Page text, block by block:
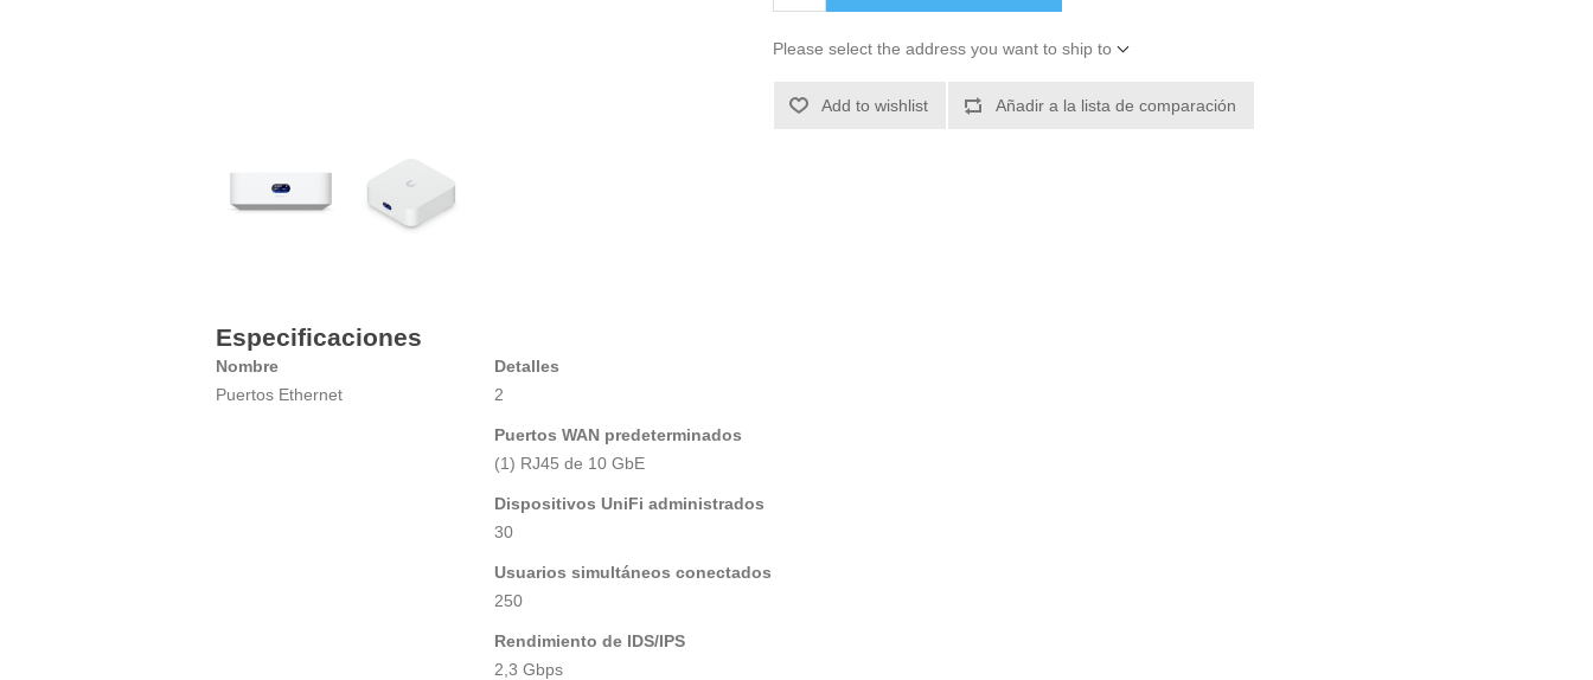
Please select the address you want to ship to
Add to wishlist Añadir a la lista de comparación
Especificaciones
Nombre
Detalles
Puertos Ethernet
2
Puertos WAN predeterminados
(1) RJ45 de 10 GbE
Dispositivos UniFi administrados
30
Usuarios simultáneos conectados
250
Rendimiento de IDS/IPS
2,3 Gbps